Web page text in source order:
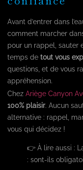
Avant d’entrer dans
comment marcher
pour un rappel, sauter
temps de tout vous
questions, et de vous
appréhension.
Chez Ariège Canyon
100% plaisir. Aucun
alternative : rappel,
vous qui décidez !
👉 À lire aussi :
: sont-ils